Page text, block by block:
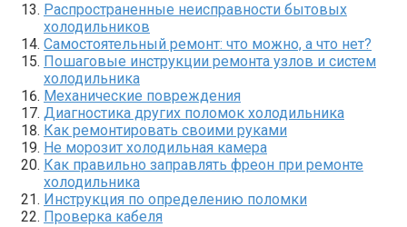
Распространенные неисправности бытовых
холодильников
Самостоятельный ремонт: что можно, а что нет?
Пошаговые инструкции ремонта узлов и систем
холодильника
Механические повреждения
Диагностика других поломок холодильника
Как ремонтировать своими руками
Не морозит холодильная камера
Как правильно заправлять фреон при ремонте
холодильника
Инструкция по определению поломки
Проверка кабеля